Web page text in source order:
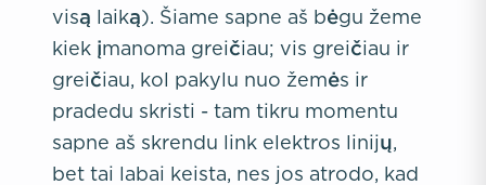
visą laiką). Šiame sapne aš bėgu žeme
kiek įmanoma greičiau; vis greičiau ir
greičiau, kol pakylu nuo žemės ir
pradedu skristi - tam tikru momentu
sapne aš skrendu link elektros linijų,
bet tai labai keista, nes jos atrodo, kad